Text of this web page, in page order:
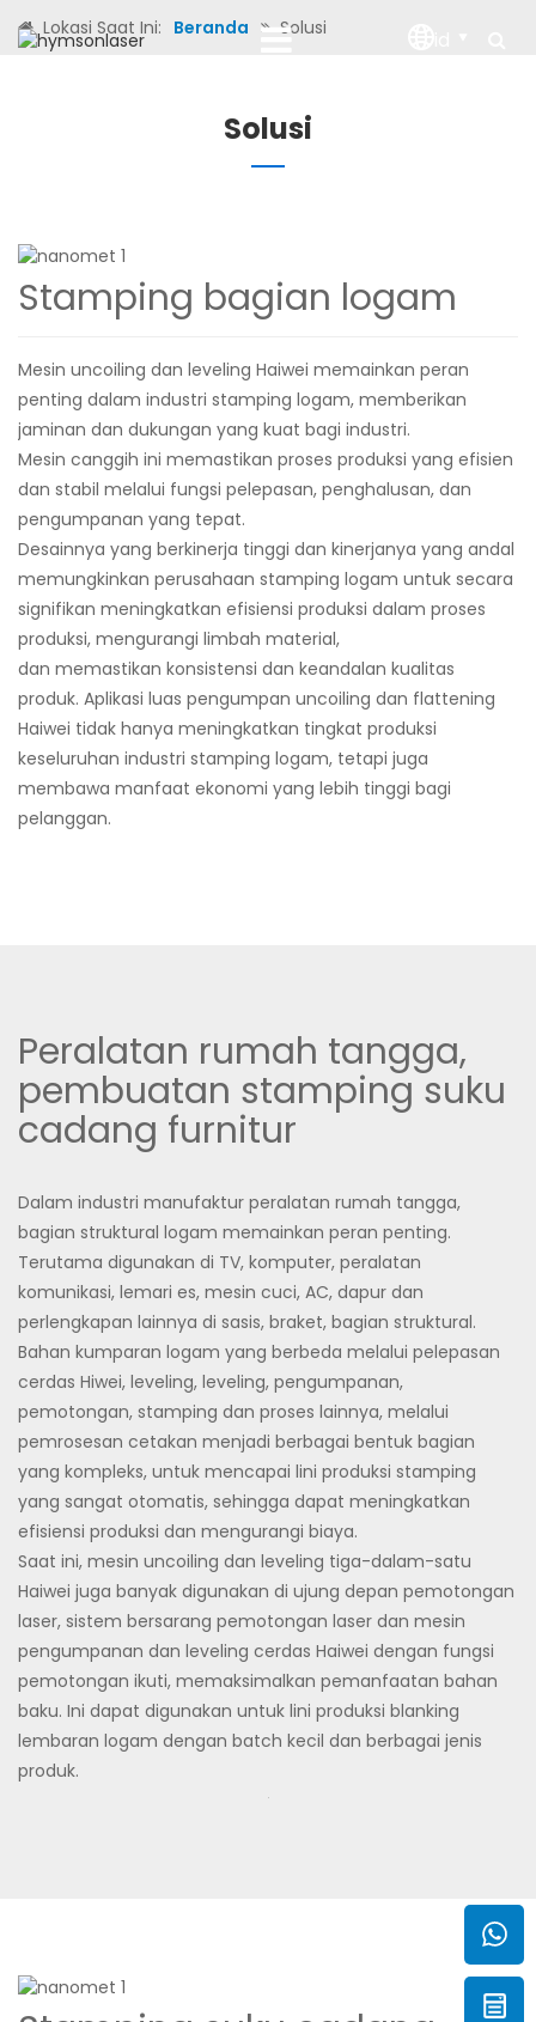
Lokasi Saat Ini: Beranda Solusi
Solusi
Stamping bagian logam
Mesin uncoiling dan leveling Haiwei memainkan peran
penting dalam industri stamping logam, memberikan
jaminan dan dukungan yang kuat bagi industri.
Mesin canggih ini memastikan proses produksi yang efisien
dan stabil melalui fungsi pelepasan, penghalusan, dan
pengumpanan yang tepat.
Desainnya yang berkinerja tinggi dan kinerjanya yang andal
memungkinkan perusahaan stamping logam untuk secara
signifikan meningkatkan efisiensi produksi dalam proses
produksi, mengurangi limbah material,
dan memastikan konsistensi dan keandalan kualitas
produk. Aplikasi luas pengumpan uncoiling dan flattening
Haiwei tidak hanya meningkatkan tingkat produksi
keseluruhan industri stamping logam, tetapi juga
membawa manfaat ekonomi yang lebih tinggi bagi
pelanggan.
Peralatan rumah tangga,
pembuatan stamping suku
cadang furnitur
Dalam industri manufaktur peralatan rumah tangga,
bagian struktural logam memainkan peran penting.
Terutama digunakan di TV, komputer, peralatan
komunikasi, lemari es, mesin cuci, AC, dapur dan
perlengkapan lainnya di sasis, braket, bagian struktural.
Bahan kumparan logam yang berbeda melalui pelepasan
cerdas Hiwei, leveling, leveling, pengumpanan,
pemotongan, stamping dan proses lainnya, melalui
pemrosesan cetakan menjadi berbagai bentuk bagian
yang kompleks, untuk mencapai lini produksi stamping
yang sangat otomatis, sehingga dapat meningkatkan
efisiensi produksi dan mengurangi biaya.
Saat ini, mesin uncoiling dan leveling tiga-dalam-satu
Haiwei juga banyak digunakan di ujung depan pemotongan
laser, sistem bersarang pemotongan laser dan mesin
pengumpanan dan leveling cerdas Haiwei dengan fungsi
pemotongan ikuti, memaksimalkan pemanfaatan bahan
baku. Ini dapat digunakan untuk lini produksi blanking
lembaran logam dengan batch kecil dan berbagai jenis
produk.